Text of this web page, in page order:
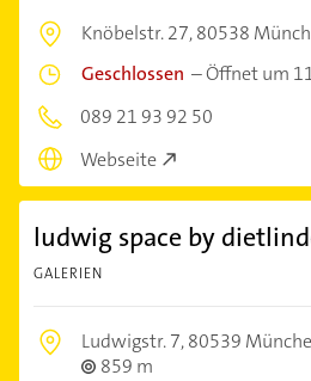
Knöbelstr. 27,80538
Geschlossen –Öffnet um
089 21 93 92 50
Webseite
ludwig space by
GALERIEN
Ludwigstr. 7,80539
859 m